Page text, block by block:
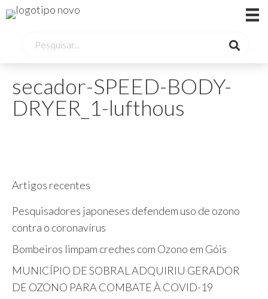
secador-SPEED-BODY-
DRYER_1-lufthous
Artigos recentes
Pesquisadores japoneses defendem uso de ozono
contra o coronavírus
Bombeiros limpam creches com Ozono em Góis
MUNICÍPIO DE SOBRAL ADQUIRIU GERADOR
DE OZONO PARA COMBATE À COVID-19